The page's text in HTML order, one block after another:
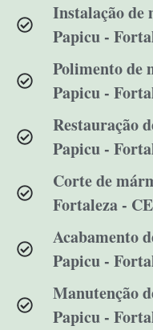
Instalação de
Papicu -
Polimento de
Papicu -
Restauração
Papicu -
Corte de
Fortaleza - CE
Acabamento
Papicu -
Manutenção
Papicu -